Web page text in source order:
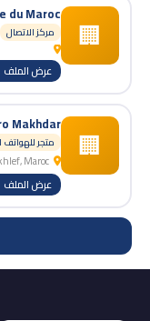
🏢
du Maroc
مركز الاتصال
عرض
🏢
Makhdar
متجر
عرض